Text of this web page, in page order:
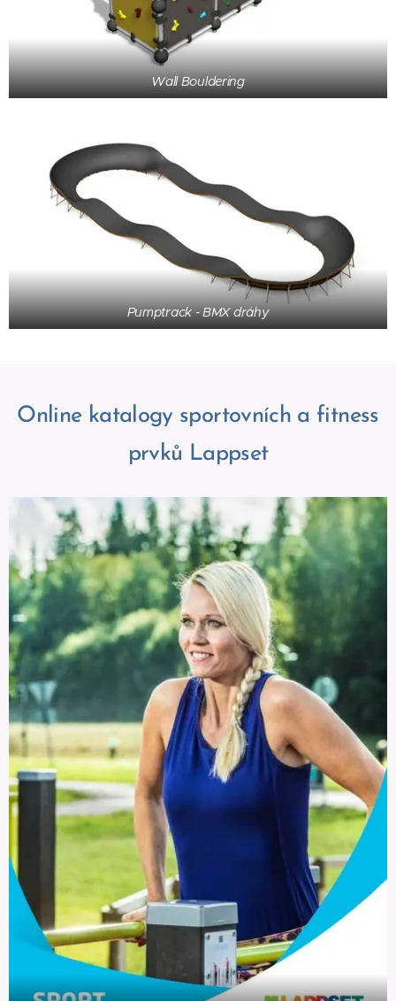
Wall Bouldering
Pumptrack - BMX dráhy
Online katalogy sportovních a fitness
prvků Lappset